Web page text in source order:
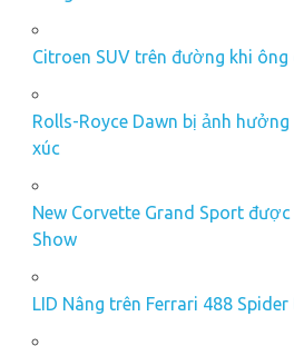
Citroen SUV trên đường khi ông
Rolls-Royce Dawn bị ảnh
xúc
New Corvette Grand Sport
Show
LID Nâng trên Ferrari 488